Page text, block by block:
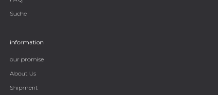
Suche
information
our promise
About Us
Shipment